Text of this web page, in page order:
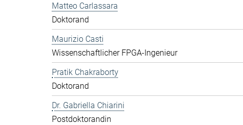
Matteo Carlassara
Doktorand
Maurizio Casti
Wissenschaftlicher FPGA-Ingenieur
Pratik Chakraborty
Doktorand
Dr. Gabriella Chiarini
Postdoktorandin